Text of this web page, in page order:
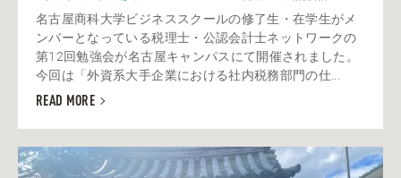
名古屋商科大学ビジネススクールの修了生・在学生がメ
ンバーとなっている税理士・公認会計士ネットワークの
第12回勉強会が名古屋キャンパスにて開催されました。
今回は「外資系大手企業における社内税務部門の仕...
READ MORE